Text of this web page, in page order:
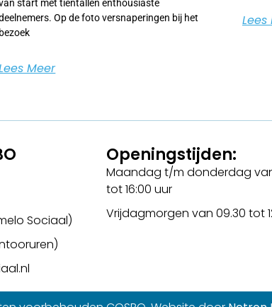
start met tientallen enthousiaste
Op de foto versnaperingen bij het
bezoek
Meer
Lees
Sociaal)
Openingstijden:
Maandag t/m donderdag
tot 16:00 uur
Vrijdagmorgen van 09.30 tot